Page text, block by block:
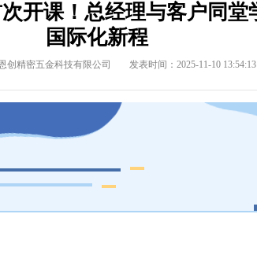
开课！总经理与客户同堂
国际化新程
创精密五金科技有限公司 发表时间：2025-11-10 13:54:13